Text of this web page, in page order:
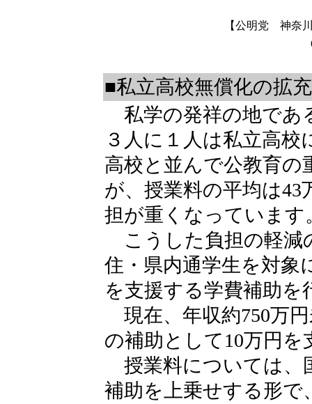
【公明党 神奈
■私立高校無償化の拡
私学の発祥の地であ
３人に１人は私立高
高校と並んで公教育の
が、授業料の平均は43
担が重くなっています
こうした負担の軽減
住・県内通学生を対象
を支援する学費補助を
現在、年収約750万
の補助として10万円を
授業料については、
補助を上乗せする形で